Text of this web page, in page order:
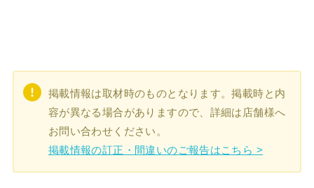
掲載情報は取材時のものとなります。掲載時と内
容が異なる場合がありますので、詳細は店舗様へ
お問い合わせください。
掲載情報の訂正・間違いのご報告はこちら >